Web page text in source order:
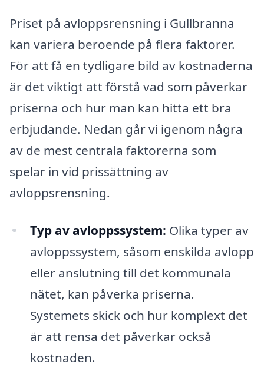
Priset på avloppsrensning i Gullbranna
kan variera beroende på flera faktorer.
För att få en tydligare bild av kostnaderna
är det viktigt att förstå vad som påverkar
priserna och hur man kan hitta ett bra
erbjudande. Nedan går vi igenom några
av de mest centrala faktorerna som
spelar in vid prissättning av
avloppsrensning.
Typ av avloppssystem: Olika typer av
avloppssystem, såsom enskilda avlopp
eller anslutning till det kommunala
nätet, kan påverka priserna.
Systemets skick och hur komplext det
är att rensa det påverkar också
kostnaden.